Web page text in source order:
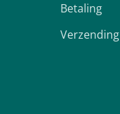
Betaling
Verzending